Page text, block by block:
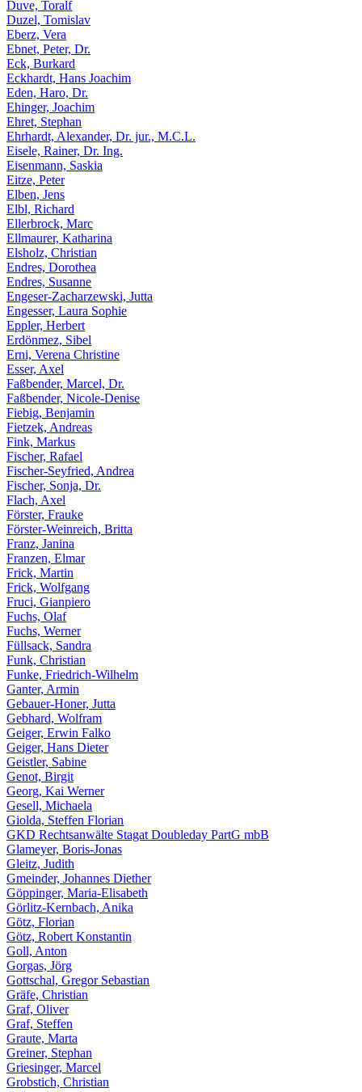
Duve, Toralf
Duzel, Tomislav
Eberz, Vera
Ebnet, Peter, Dr.
Eck, Burkard
Eckhardt, Hans Joachim
Eden, Haro, Dr.
Ehinger, Joachim
Ehret, Stephan
Ehrhardt, Alexander, Dr. jur., M.C.L.
Eisele, Rainer, Dr. Ing.
Eisenmann, Saskia
Eitze, Peter
Elben, Jens
Elbl, Richard
Ellerbrock, Marc
Ellmaurer, Katharina
Elsholz, Christian
Endres, Dorothea
Endres, Susanne
Engeser-Zacharzewski, Jutta
Engesser, Laura Sophie
Eppler, Herbert
Erdönmez, Sibel
Erni, Verena Christine
Esser, Axel
Faßbender, Marcel, Dr.
Faßbender, Nicole-Denise
Fiebig, Benjamin
Fietzek, Andreas
Fink, Markus
Fischer, Rafael
Fischer-Seyfried, Andrea
Fischer, Sonja, Dr.
Flach, Axel
Förster, Frauke
Förster-Weinreich, Britta
Franz, Janina
Franzen, Elmar
Frick, Martin
Frick, Wolfgang
Fruci, Gianpiero
Fuchs, Olaf
Fuchs, Werner
Füllsack, Sandra
Funk, Christian
Funke, Friedrich-Wilhelm
Ganter, Armin
Gebauer-Honer, Jutta
Gebhard, Wolfram
Geiger, Erwin Falko
Geiger, Hans Dieter
Geistler, Sabine
Genot, Birgit
Georg, Kai Werner
Gesell, Michaela
Giolda, Steffen Florian
GKD Rechtsanwälte Stagat Doubleday PartG mbB
Glameyer, Boris-Jonas
Gleitz, Judith
Gmeinder, Johannes Diether
Göppinger, Maria-Elisabeth
Görlitz-Kernbach, Anika
Götz, Florian
Götz, Robert Konstantin
Goll, Anton
Gorgas, Jörg
Gottschal, Gregor Sebastian
Gräfe, Christian
Graf, Oliver
Graf, Steffen
Graute, Marta
Greiner, Stephan
Griesinger, Marcel
Grobstich, Christian